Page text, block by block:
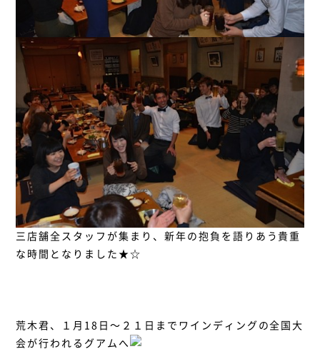
三店舗全スタッフが集まり、新年の抱負を語りあう貴重
な時間となりました★☆
荒木君、１月18日～２１日までワインディングの全国大
会が行われるグアムへ